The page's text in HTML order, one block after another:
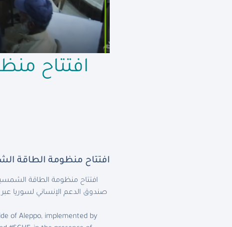
افتتاح
افتتاح منظومة الطاقة
افتتاح منظومة الطاقة
of Aleppo, implemented by